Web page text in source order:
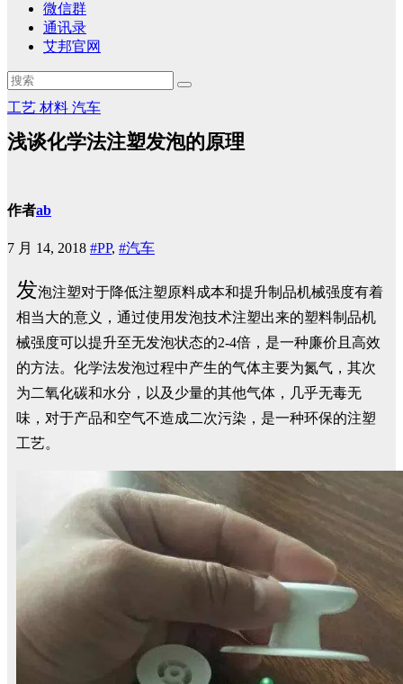
微信群
通讯录
艾邦官网
工艺 材料 汽车
浅谈化学法注塑发泡的原理
作者ab
7 月 14, 2018 #PP, #汽车
发泡注塑对于降低注塑原料成本和提升制品机械强度有着
相当大的意义，通过使用发泡技术注塑出来的塑料制品机
械强度可以提升至无发泡状态的2-4倍，是一种廉价且高效
的方法。化学法发泡过程中产生的气体主要为氮气，其次
为二氧化碳和水分，以及少量的其他气体，几乎无毒无
味，对于产品和空气不造成二次污染，是一种环保的注塑
工艺。